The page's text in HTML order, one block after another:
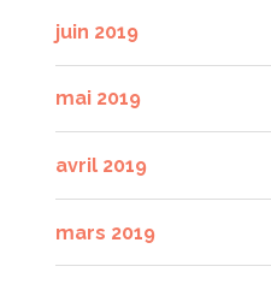
juin 2019
mai 2019
avril 2019
mars 2019